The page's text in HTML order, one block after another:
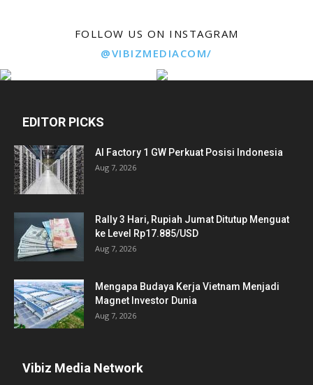
FOLLOW US ON INSTAGRAM
@VIBIZMEDIACOM/
EDITOR PICKS
AI Factory 1 GW Perkuat Posisi Indonesia
Aug 7, 2026
Rally 3 Hari, Rupiah Jumat Ditutup Menguat
ke Level Rp17.885/USD
Aug 7, 2026
Mengapa Budaya Kerja Vietnam Menjadi
Magnet Investor Dunia
Aug 7, 2026
Vibiz Media Network